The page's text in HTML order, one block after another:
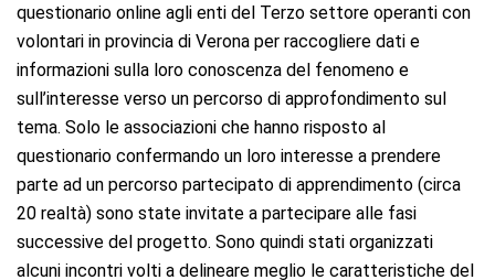
questionario online agli enti del Terzo settore operanti con
volontari in provincia di Verona per raccogliere dati e
informazioni sulla loro conoscenza del fenomeno e
sull’interesse verso un percorso di approfondimento sul
tema. Solo le associazioni che hanno risposto al
questionario confermando un loro interesse a prendere
parte ad un percorso partecipato di apprendimento (circa
20 realtà) sono state invitate a partecipare alle fasi
successive del progetto. Sono quindi stati organizzati
alcuni incontri volti a delineare meglio le caratteristiche del